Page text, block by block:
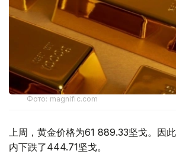
Фото: magnific.com
上周，黄金价格为61 889.33坚戈。因
内下跌了444.71坚戈。